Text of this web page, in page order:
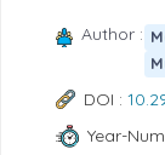
Author :
DOI :
Year-